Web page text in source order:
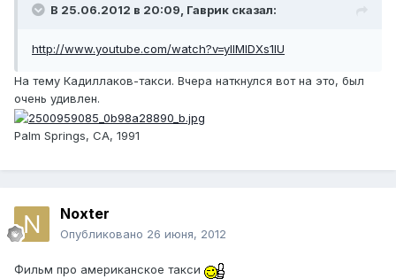
В 25.06.2012 в 20:09, Гаврик сказал:
http://www.youtube.com/watch?v=yllMIDXs1lU
На тему Кадиллаков-такси. Вчера наткнулся вот на это, был
очень удивлен.
Palm Springs, CA, 1991
Noxter
Опубликовано 26 июня, 2012
Фильм про американское такси